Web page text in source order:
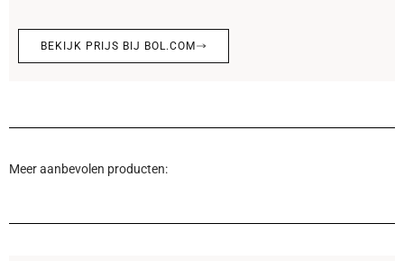
BEKIJK PRIJS BIJ BOL.COM
Meer aanbevolen producten: